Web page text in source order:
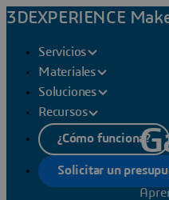
3DEXPERIENCE
Servicios
Materiales
Soluciones
Recursos
¿Cómo funciona?
Solicitar un